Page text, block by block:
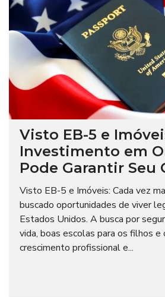
Visto EB-5 e
Investimento em
Pode Garantir Seu
Visto EB-5 e Imóveis: Cada vez
buscado oportunidades de viver
Estados Unidos. A busca por
vida, boas escolas para os filhos
crescimento profissional e...